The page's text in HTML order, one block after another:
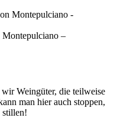
Montepulciano –
Weingüter, die teilweise
man hier auch stoppen,
stillen!